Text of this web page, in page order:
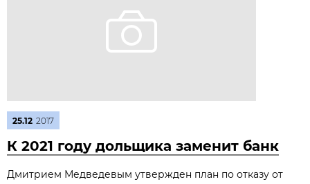
25.12 2017
К 2021 году дольщика заменит банк
Дмитрием Медведевым утвержден план по отказу от